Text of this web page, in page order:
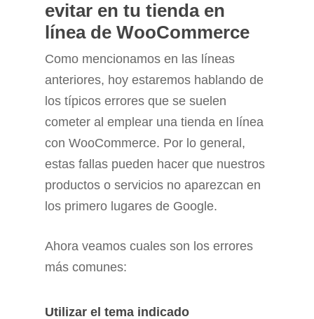
evitar en tu tienda en
línea de WooCommerce
Como mencionamos en las líneas
anteriores, hoy estaremos hablando de
los típicos errores que se suelen
cometer al emplear una tienda en línea
con WooCommerce. Por lo general,
estas fallas pueden hacer que nuestros
productos o servicios no aparezcan en
los primero lugares de Google.
Ahora veamos cuales son los errores
más comunes:
Utilizar el tema indicado